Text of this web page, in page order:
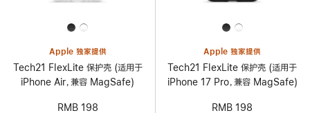
Apple 独家提供
Tech21 FlexLite 保护壳 (适用于
iPhone Air，兼容 MagSafe)
RMB 198
Apple 独家提供
Tech21 FlexLite 保护壳 (适用于
iPhone 17 Pro，兼容 MagSafe)
RMB 198